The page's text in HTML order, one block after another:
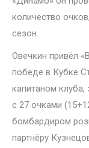
количество
сезон.
Овечкин привёл
победе в Кубке
капитаном
с 27 очками
бомбардиром
партнёру